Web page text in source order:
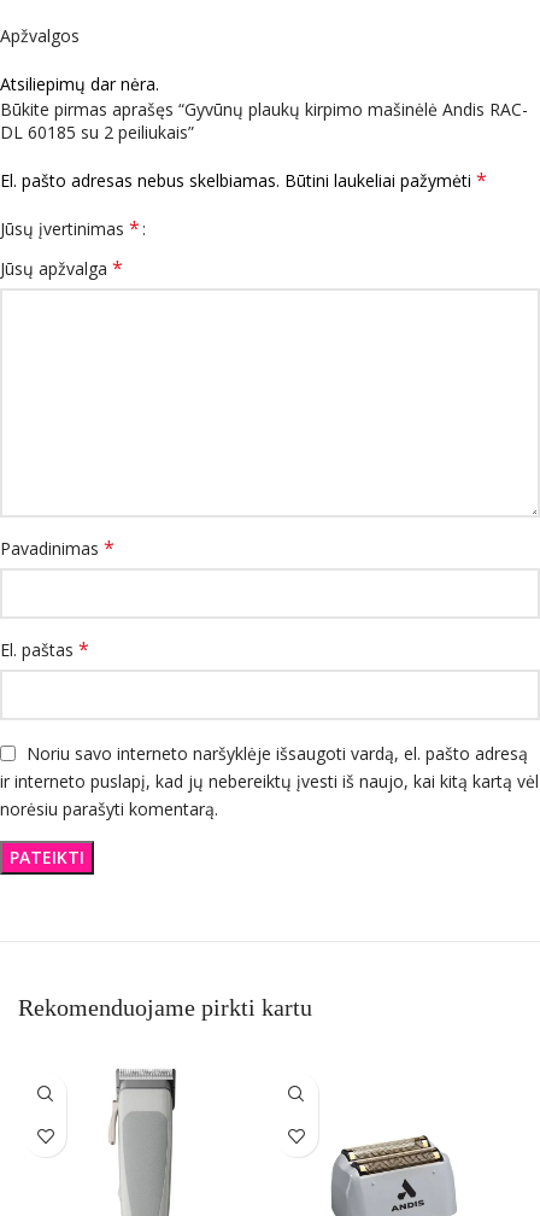
Apžvalgos
Atsiliepimų dar nėra.
Būkite pirmas aprašęs “Gyvūnų plaukų kirpimo mašinėlė Andis RAC-
DL 60185 su 2 peiliukais”
El. pašto adresas nebus skelbiamas. Būtini laukeliai pažymėti *
Jūsų įvertinimas *
Jūsų apžvalga *
Pavadinimas *
El. paštas *
Noriu savo interneto naršyklėje išsaugoti vardą, el. pašto adresą
ir interneto puslapį, kad jų nebereiktų įvesti iš naujo, kai kitą kartą vėl
norėsiu parašyti komentarą.
Rekomenduojame pirkti kartu